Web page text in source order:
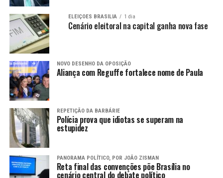
ELEIÇÕES BRASÍLIA 1 dia
Cenário eleitoral na capital ganha nova fase
NOVO DESENHO DA OPOSIÇÃO
Aliança com Reguffe fortalece nome de Paula
REPETIÇÃO DA BARBÁRIE
Polícia prova que idiotas se superam na
estupidez
PANORAMA POLÍTICO, POR JOÃO ZISMAN
Reta final das convenções põe Brasília no
cenário central do debate político